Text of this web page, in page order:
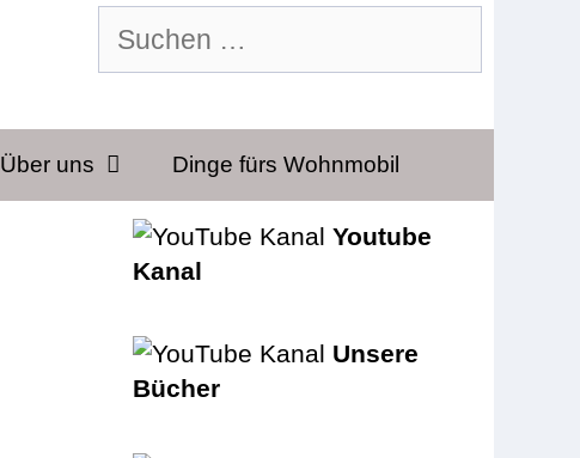
Suchen
Über uns Dinge fürs Wohnmobil
Youtube
Kanal
Unsere
Bücher